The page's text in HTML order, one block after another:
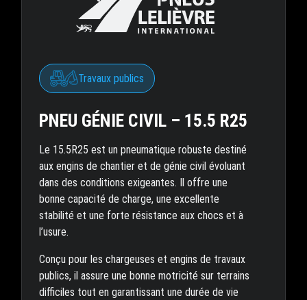
Travaux publics
PNEU GÉNIE CIVIL – 15.5 R25
Le 15.5R25 est un pneumatique robuste destiné
aux engins de chantier et de génie civil évoluant
dans des conditions exigeantes. Il offre une
bonne capacité de charge, une excellente
stabilité et une forte résistance aux chocs et à
l’usure.
Conçu pour les chargeuses et engins de travaux
publics, il assure une bonne motricité sur terrains
difficiles tout en garantissant une durée de vie